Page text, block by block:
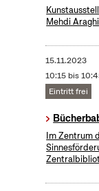
Mehdi Araghi
15.11.2023
10:15 bis
Eintritt frei
Im Zentrum